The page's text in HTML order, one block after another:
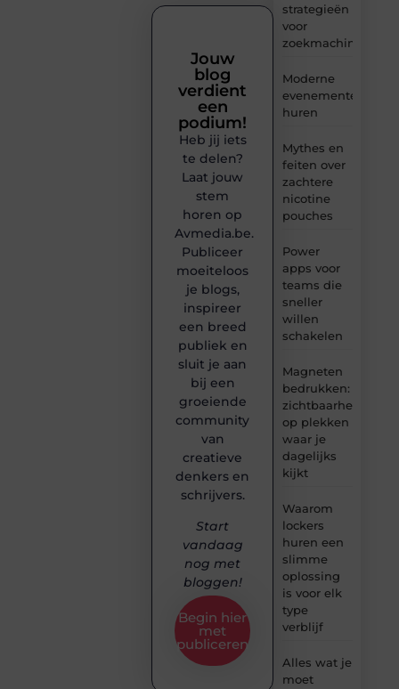
strategieën
voor
Moderne
evenementenvloer
huren
Mythes en
feiten over
zachtere
nicotine
pouches
Power
apps voor
teams die
sneller
willen
schakelen
Magneten
bedrukken:
zichtbaarheid
op plekken
waar je
dagelijks
kijkt
Waarom
lockers
huren een
slimme
oplossing
is voor elk
type
verblijf
Alles wat je
moet
Jouw
blog
verdient
een
podium!
Heb jij iets
te delen?
Laat jouw
stem
horen op
Avmedia.be.
Publiceer
moeiteloos
je blogs,
inspireer
een breed
publiek en
sluit je aan
bij een
groeiende
community
van
creatieve
denkers en
schrijvers.
Start
vandaag
nog met
bloggen!
Begin hier
met
publiceren